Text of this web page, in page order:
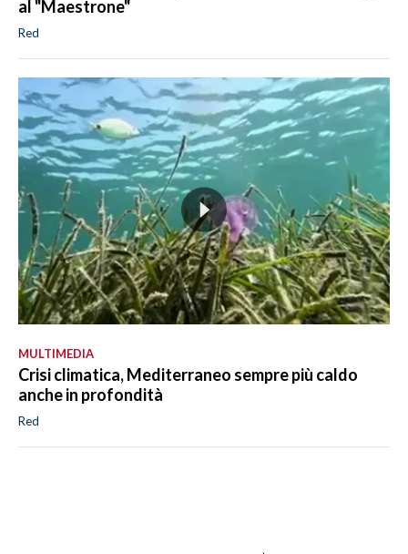
al "Maestrone"
Red
MULTIMEDIA
Crisi climatica, Mediterraneo sempre più caldo
anche in profondità
Red